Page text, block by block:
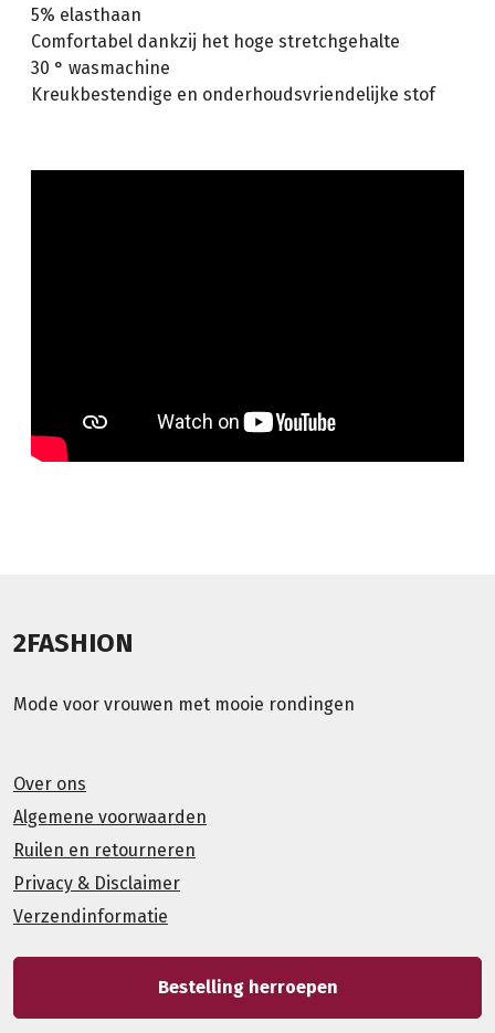
5% elasthaan
Comfortabel dankzij het hoge stretchgehalte
30 ° wasmachine
Kreukbestendige en onderhoudsvriendelijke stof
2FASHION
Mode voor vrouwen met mooie rondingen
Over ons
Algemene voorwaarden
Ruilen en retourneren
Privacy & Disclaimer
Verzendinformatie
Bestelling herroepen